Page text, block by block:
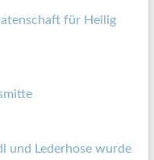
für Heilig
und Lederhose wurde